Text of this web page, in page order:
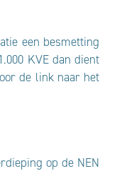
een besmetting
KVE dan dient
de link naar het
op de NEN